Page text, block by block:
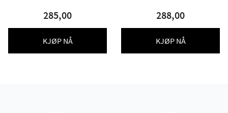
285,00
KJØP NÅ
288,00
KJØP NÅ